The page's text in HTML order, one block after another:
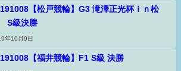
【松戸競輪】G3 滝澤正光杯ｉｎ松
S級決勝
年10月9日
【福井競輪】F1 S級 決勝